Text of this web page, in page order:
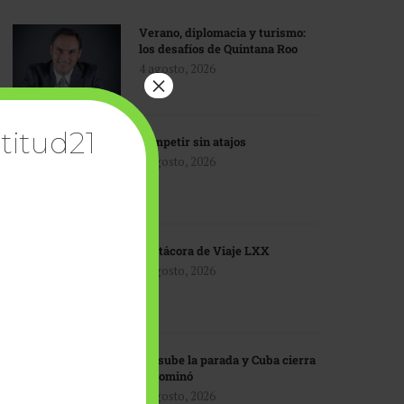
Verano, diplomacia y turismo:
los desafíos de Quintana Roo
4 agosto, 2026
Competir sin atajos
4 agosto, 2026
Bitácora de Viaje LXX
3 agosto, 2026
EU sube la parada y Cuba cierra
el dominó
3 agosto, 2026
×